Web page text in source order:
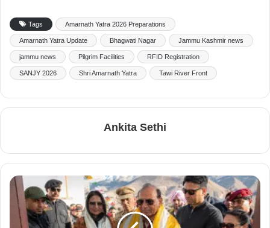
Tags Amarnath Yatra 2026 Preparations
Amarnath Yatra Update Bhagwati Nagar Jammu Kashmir news
jammu news Pilgrim Facilities RFID Registration
SANJY 2026 Shri Amarnath Yatra Tawi River Front
Ankita Sethi